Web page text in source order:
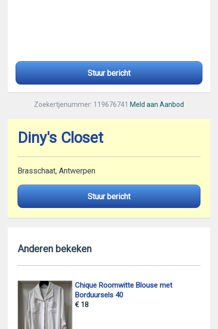
Stuur bericht
Zoekertjenummer: 119676741 Meld aan Aanbod
Diny's Closet
Brasschaat, Antwerpen
Stuur bericht
Anderen bekeken
Chique Roomwitte Blouse met
Borduursels 40
€ 18